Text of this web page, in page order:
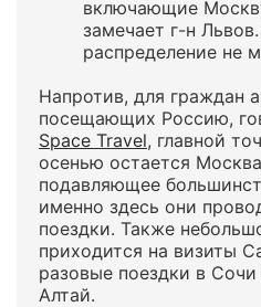
включающие
замечает г-н
распределение не
Напротив, для граждан
посещающих Россию,
Space Travel, главной
осенью остается
подавляющее
именно здесь они
поездки. Также
приходится на визиты
разовые поездки в
Алтай.